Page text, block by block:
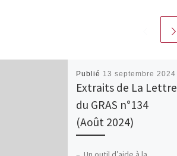
Publié 13 septembre 2024
Extraits de La Lettre
du GRAS n°134
(Août 2024)